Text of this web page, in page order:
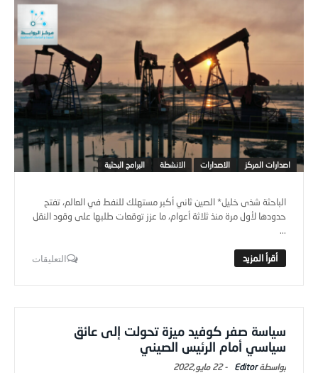
اصدارات المركز الاصدارات الانشطة البرامج البحثية
الباحثة شذى خليل* الصين ثاني أكبر مستهلك للنفط في العالم، تفتح
حدودها لأول مرة منذ ثلاثة أعوام، ما عزز توقعات طلبها على وقود النقل
...
التعليقات
سياسة صفر كوفيد ميزة تحولت إلى عائق
سياسي أمام الرئيس الصيني
Editor
-22 مايو,2022